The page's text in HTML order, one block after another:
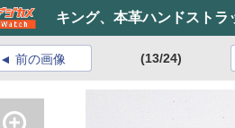
キング、本革ハンドスト
前の画像 (13/24)